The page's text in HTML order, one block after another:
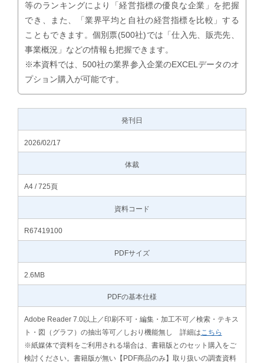
等のランキングにより「経営指標の優良な企業」を把握
でき、また、「業界平均と自社の経営指標を比較」する
こともできます。個別票(500社)では「仕入先、販売先、
事業概況」などの情報も把握できます。
※本資料では、500社の業界参入企業のEXCELデータのオ
プション購入が可能です。
発刊日
2026/02/17
体裁
A4 / 725頁
資料コード
R67419100
PDFサイズ
2.6MB
PDFの基本仕様
Adobe Reader 7.0以上／印刷不可・編集・加工不可／検索・テキス
ト・図（グラフ）の抽出等可／しおり機能無し 詳細は こちら
※紙媒体で資料をご利用される場合は、書籍版とのセット購入をご
検討ください。書籍版が無い【PDF商品のみ】取り扱いの調査資料